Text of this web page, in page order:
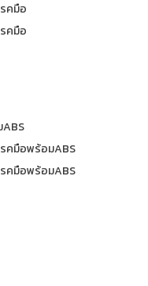
คมือ
คมือ
รคมือพร้อมABS
รคมือพร้อมABS